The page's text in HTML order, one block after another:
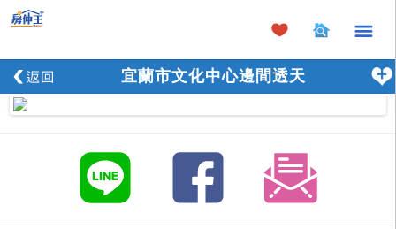
×
宜蘭市文化中心邊間透天